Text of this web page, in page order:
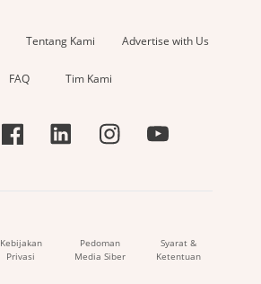
Tentang Kami Advertise with Us
FAQ Tim Kami
Kebijakan
Privasi
Pedoman
Media Siber
Syarat &
Ketentuan